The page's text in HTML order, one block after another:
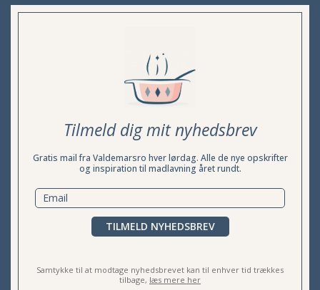
Tilmeld dig mit nyhedsbrev
Gratis mail fra Valdemarsro hver lørdag. Alle de nye opskrifter
og inspiration til madlavning året rundt.
TILMELD NYHEDSBREV
Samtykke til at modtage nyhedsbrevet kan til enhver tid trækkes
tilbage, læs mere her